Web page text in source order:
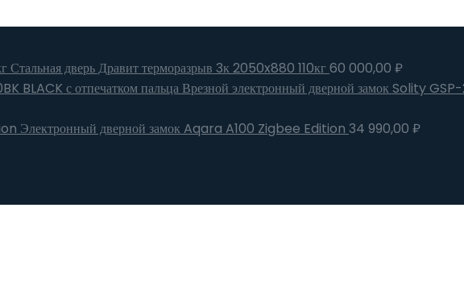
Стальная дверь Дравит терморазрыв 3к 2050x880 110кг 60 000,00 ₽
Врезной электронный дверной замок Solity
Электронный дверной замок Aqara A100 Zigbee Edition 34 990,00 ₽